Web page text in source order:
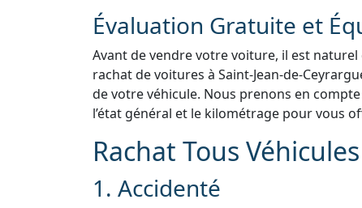
Évaluation Gratuite et
Avant de vendre votre voiture, il est
rachat de voitures à Saint-Jean-de-
de votre véhicule. Nous prenons en
l’état général et le kilométrage pour vous
Rachat Tous
1. Accidenté